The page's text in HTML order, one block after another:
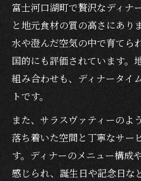
記念日ディナーにお
み方
河口湖で体験する
識
富士河口湖町で叶う甲州
富士河口湖町なら
ディナーに選ばれ
富士河口湖町で贅沢なディナ
と地元食材の質の高さにあり
水や澄んだ空気の中で育てら
国的にも評価されています。
組み合わせも、ディナータイ
トです。
また、サラスヴァティーのよ
落ち着いた空間と丁寧なサー
す。ディナーのメニュー構成
感じられ、誕生日や記念日な